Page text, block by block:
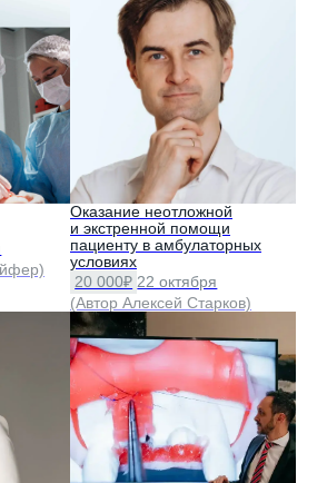
Пациент ушёл думать
30 000₽
(Автор Святослав Коба)